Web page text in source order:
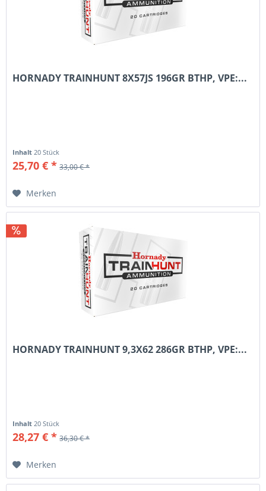
HORNADY TRAINHUNT 8X57JS 196GR BTHP, VPE:...
Inhalt 20 Stück
25,70 € * 33,00 € *
Merken
HORNADY TRAINHUNT 9,3X62 286GR BTHP, VPE:...
Inhalt20 Stück
28,27 € * 36,30 € *
Merken